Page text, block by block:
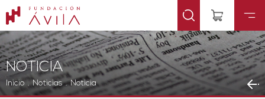
NOTICIA
Inicio . Noticias . Noticia